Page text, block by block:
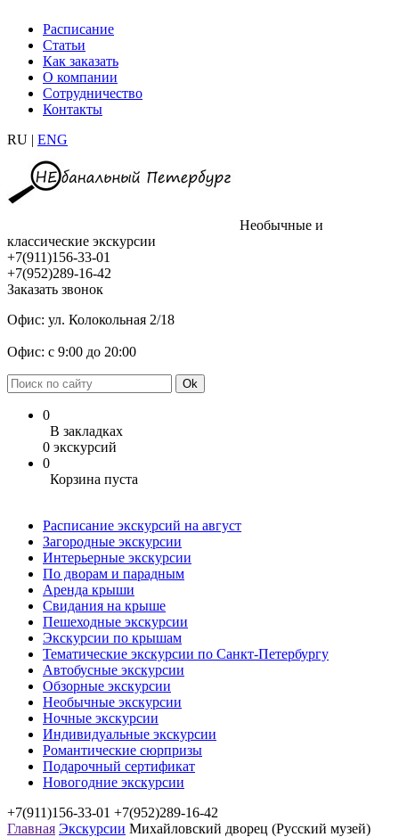
Расписание
Статьи
Как заказать
О компании
Сотрудничество
Контакты
RU | ENG
Необычные и
классические экскурсии
+7(911)156-33-01
+7(952)289-16-42
Заказать звонок
Офис: ул. Колокольная 2/18
Офис: с 9:00 до 20:00
0
В закладках
0 экскурсий
0
Корзина пуста
Расписание экскурсий на август
Загородные экскурсии
Интерьерные экскурсии
По дворам и парадным
Аренда крыши
Свидания на крыше
Пешеходные экскурсии
Экскурсии по крышам
Тематические экскурсии по Санкт-Петербургу
Автобусные экскурсии
Обзорные экскурсии
Необычные экскурсии
Ночные экскурсии
Индивидуальные экскурсии
Романтические сюрпризы
Подарочный сертификат
Новогодние экскурсии
+7(911)156-33-01 +7(952)289-16-42
Главная Экскурсии Михайловский дворец (Русский музей)